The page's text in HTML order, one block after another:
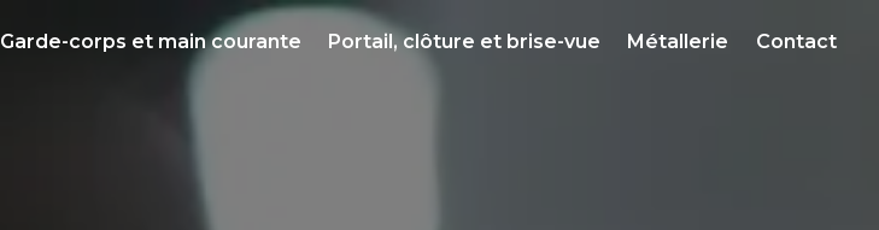
Garde-corps et main courante Portail, clôture et brise-vue Métallerie Contact